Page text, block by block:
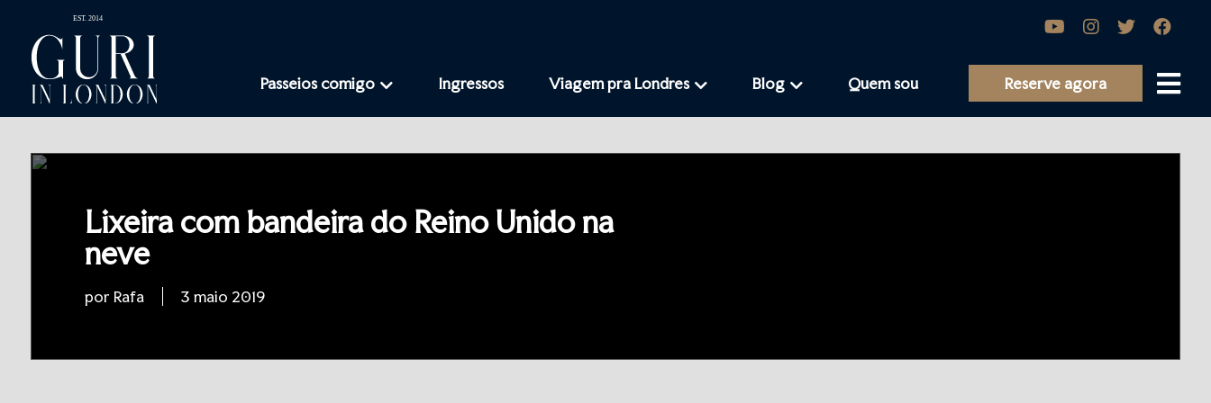
Passeios comigo Ingressos Viagem pra Londres Blog Quem sou Reserve agora
Lixeira com bandeira do Reino Unido na
neve
por Rafa 3 maio 2019